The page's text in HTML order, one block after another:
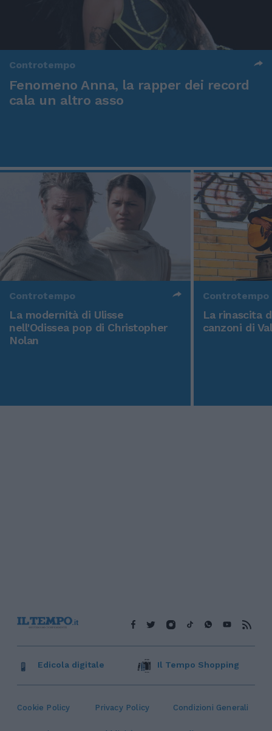
Controtempo
Fenomeno Anna, la rapper dei record
cala un altro asso
Controtempo
La modernità di Ulisse
nell'Odissea pop di Christopher
Nolan
Controtempo
La rinascita
canzoni di
Cookie Policy Privacy Policy Condizioni Generali
Edicola digitale Il Tempo Shopping